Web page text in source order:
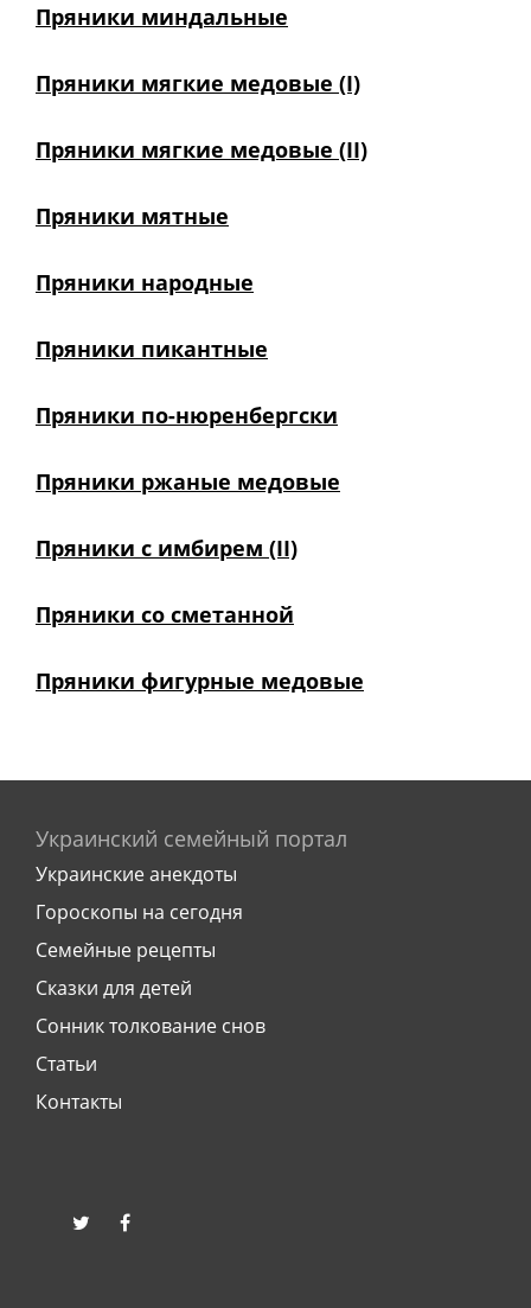
Пряники миндальные
Пряники мягкие медовые (I)
Пряники мягкие медовые (II)
Пряники мятные
Пряники народные
Пряники пикантные
Пряники по-нюренбергски
Пряники ржаные медовые
Пряники с имбирем (II)
Пряники со сметанной
Пряники фигурные медовые
Украинский семейный портал
Украинские анекдоты
Гороскопы на сегодня
Семейные рецепты
Сказки для детей
Сонник толкование снов
Статьи
Контакты
twitter